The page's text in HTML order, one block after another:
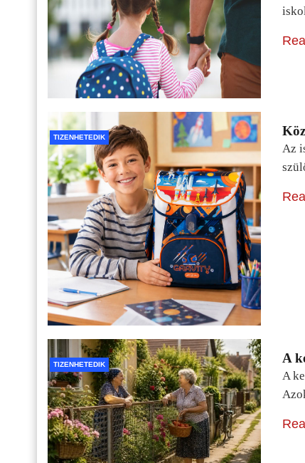
TIZENHETEDIK
Az
TIZENHETEDIK A
A